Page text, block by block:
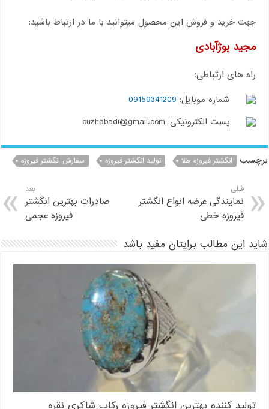
جهت خرید و فروش این محصول میتوانید با ما در ارتباط باشید:
مجید بوژآبادی
راه های ارتباطی:
شماره موبایل: 09159341209
پست الکترونیکی: buzhabadi@gmail.com
برچسب انگشتر فیروزه طلا تولید انگشتر فیروزه سفارش انگشتر فیروزه
قبلی
نمایندگی عرضه انواع انگشتر
فیروزه خطی
بعد
صادرات بهترین انگشتر
فیروزه عجمی
شاید این مطالب برایتان مفید باشد
تولید کننده بهترین انگشتر فیروزه رکاب شاکری نقره